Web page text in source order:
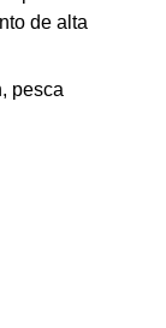
de alta
pesca